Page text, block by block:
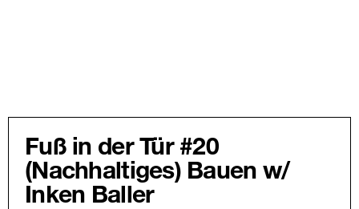
Fuß in der Tür #20
(Nachhaltiges) Bauen w/
Inken Baller